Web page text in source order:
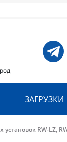
ЗАГРУЗКИ
RW-LZ,